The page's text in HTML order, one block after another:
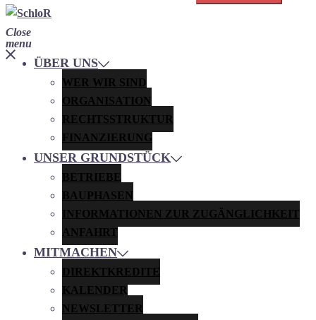
Close
menu
ÜBER UNS
WER WIR SIND
ORGANISATION
RECHTSSTRUKTUR
FINANZIERUNG
UNSER GRUNDSTÜCK
BETRIEBE
BAUPHASEN
INFORMATIONEN ZUR ZUGÄNGLICHKEIT
ANFAHRT
MITMACHEN
DIREKTKREDITE
KALENDER
NEWSLETTER